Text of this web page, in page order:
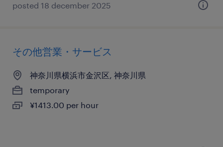
posted 18 december 2025
その他営業・サービス
神奈川県横浜市金沢区, 神奈川県
temporary
¥1413.00 per hour